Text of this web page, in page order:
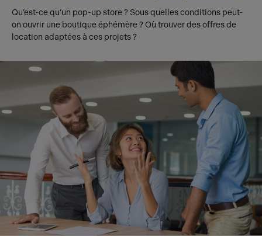
Qu’est-ce qu’un pop-up store ? Sous quelles conditions peut-
on ouvrir une boutique éphémère ? Où trouver des offres de
location adaptées à ces projets ?